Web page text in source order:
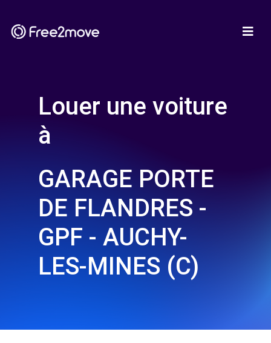
Louer une voiture
à
GARAGE PORTE
DE FLANDRES -
GPF - AUCHY-
LES-MINES (C)